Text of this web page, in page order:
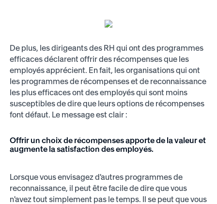
De plus, les dirigeants des RH qui ont des programmes
efficaces déclarent offrir des récompenses que les
employés apprécient. En fait, les organisations qui ont
les programmes de récompenses et de reconnaissance
les plus efficaces ont des employés qui sont moins
susceptibles de dire que leurs options de récompenses
font défaut. Le message est clair :
Offrir un choix de récompenses apporte de la valeur et
augmente la satisfaction des employés.
Lorsque vous envisagez d'autres programmes de
reconnaissance, il peut être facile de dire que vous
n'avez tout simplement pas le temps. Il se peut que vous